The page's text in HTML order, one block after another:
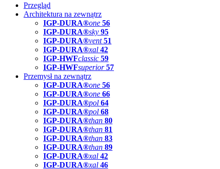
Przegląd
Architektura na zewnątrz
IGP-DURA®one 56
IGP-DURA®sky 95
IGP-DURA®vent 51
IGP-DURA®xal 42
IGP-HWFclassic 59
IGP-HWFsuperior 57
Przemysł na zewnątrz
IGP-DURA®one 56
IGP-DURA®one 66
IGP-DURA®pol 64
IGP-DURA®pol 68
IGP-DURA®than 80
IGP-DURA®than 81
IGP-DURA®than 83
IGP-DURA®than 89
IGP-DURA®xal 42
IGP-DURA®xal 46